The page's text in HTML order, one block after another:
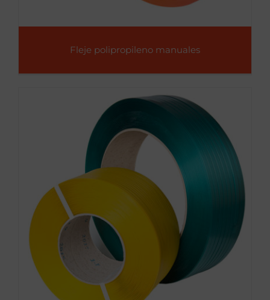
Fleje polipropileno manuales
Flejes PET manuales y
automáticos